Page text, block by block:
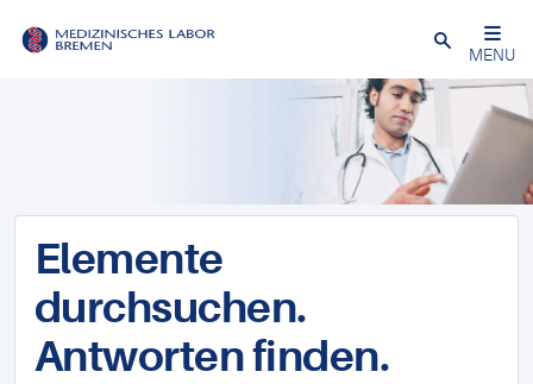
Schließen
MENU
Elemente
durchsuchen.
Antworten finden.